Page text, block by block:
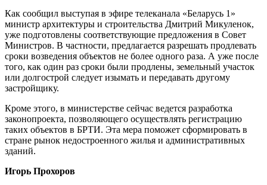
Как сообщил выступая в эфире телеканала «Беларусь 1»
министр архитектуры и строительства Дмитрий Микуленок,
уже подготовлены соответствующие предложения в Совет
Министров. В частности, предлагается разрешать продлевать
сроки возведения объектов не более одного раза. А уже после
того, как один раз сроки были продлены, земельный участок
или долгострой следует изымать и передавать другому
застройщику.
Кроме этого, в министерстве сейчас ведется разработка
законопроекта, позволяющего осуществлять регистрацию
таких объектов в БРТИ. Эта мера поможет сформировать в
стране рынок недостроенного жилья и административных
зданий.
Игорь Прохоров